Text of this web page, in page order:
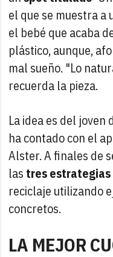
el que se muestra a
el bebé que acaba
plástico, aunque,
mal sueño. "Lo
recuerda la pieza.
La idea es del
ha contado con el
Alster. A finales de
las tres estrategias
reciclaje utilizando
concretos.
LA MEJOR